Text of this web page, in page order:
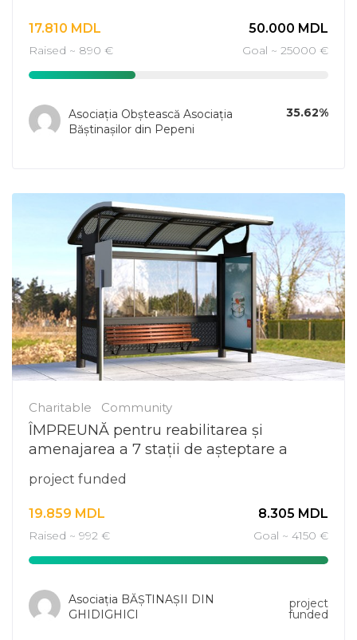
17.810 MDL
Raised ~ 890 €
50.000 MDL
Goal ~ 25000 €
Asociația Obștească Asociația
Băștinașilor din Pepeni
35.62%
Charitable Community
ÎMPREUNĂ pentru reabilitarea și
amenajarea a 7 stații de așteptare a
project funded
19.859 MDL
Raised ~ 992 €
8.305 MDL
Goal ~ 4150 €
Asociația BĂȘTINAȘII DIN
GHIDIGHICI
project
funded